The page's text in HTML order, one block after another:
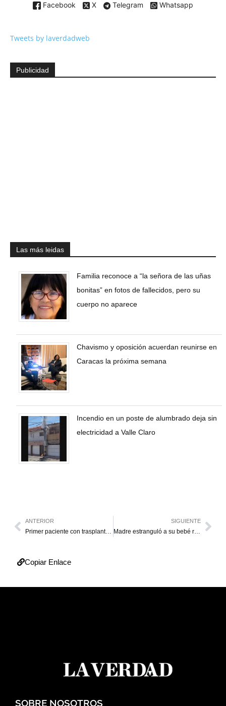
Facebook X Telegram Whatsapp
Tweets by laverdadweb
Publicidad
Las más leidas
Familia reconoce a “la señora de las uñas
bonitas” en fotos de fallecidos, pero su
cuerpo no aparece
Chavismo y oposición acuerdan reunirse en
Caracas la próxima semana
Incendio en un poste de alumbrado deja sin
electricidad a Valle Claro
ANTERIOR
Primer paciente con trasplante de pene en el mundo será papá
SIGUIENTE
Madre estranguló a su bebé recién nacido en Mérida
Copiar Enlace
SOBRE NOSOTROS